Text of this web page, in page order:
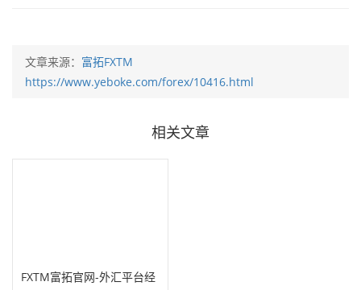
文章来源： 富拓FXTM
https://www.yeboke.com/forex/10416.html
相关文章
FXTM富拓官网-外汇平台经